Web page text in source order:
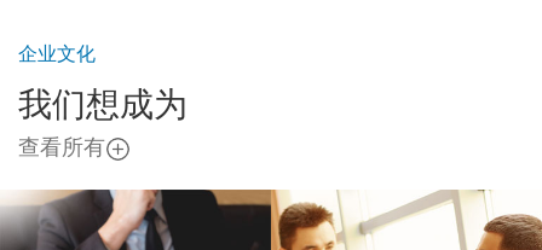
企业文化
我们想成为
查看所有